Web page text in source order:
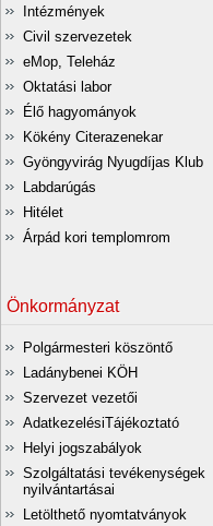
Intézmények
Civil szervezetek
eMop, Teleház
Oktatási labor
Élő hagyományok
Kökény Citerazenekar
Gyöngyvirág Nyugdíjas Klub
Labdarúgás
Hitélet
Árpád kori templomrom
Önkormányzat
Polgármesteri köszöntő
Ladánybenei KÖH
Szervezet vezetői
AdatkezelésiTájékoztató
Helyi jogszabályok
Szolgáltatási tevékenységek
nyilvántartásai
Letölthető nyomtatványok